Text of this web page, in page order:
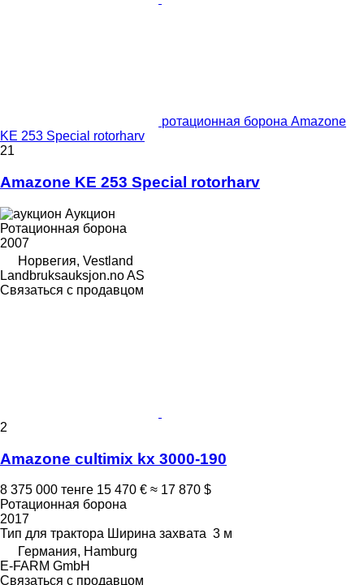
ротационная борона Amazone
KE 253 Special rotorharv
21
Amazone KE 253 Special rotorharv
Аукцион
Ротационная борона
2007
Норвегия, Vestland
Landbruksauksjon.no AS
Связаться с продавцом
2
Amazone cultimix kx 3000-190
8 375 000 тенге 15 470 € ≈ 17 870 $
Ротационная борона
2017
Тип для трактора Ширина захвата 3 м
Германия, Hamburg
E-FARM GmbH
Связаться с продавцом